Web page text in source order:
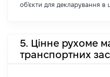
об'єкти для декларування в
5. Цінне рухоме
транспортних